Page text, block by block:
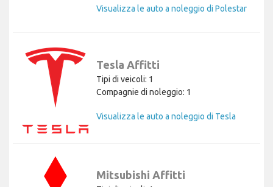
Visualizza le auto a noleggio di Polestar
Tesla Affitti
Tipi di veicoli: 1
Compagnie di noleggio: 1
Visualizza le auto a noleggio di Tesla
Mitsubishi Affitti